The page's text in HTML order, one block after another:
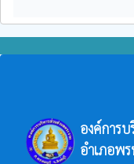
องค์การ
อำเภอพ